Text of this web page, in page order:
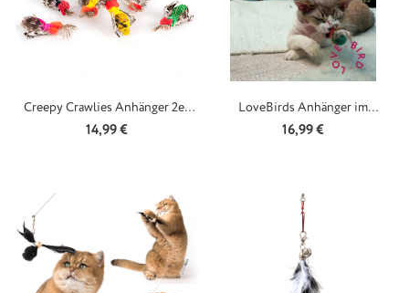
Creepy Crawlies Anhänger 2er
Pack
Regulärer Preis:
14,99 €
LoveBirds Anhänger im
Doppelpack
Regulärer Preis:
16,99 €